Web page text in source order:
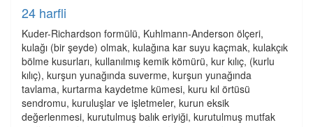
24 harfli
Kuder-Richardson formülü, Kuhlmann-Anderson ölçeri,
kulağı (bir şeyde) olmak, kulağına kar suyu kaçmak, kulakçık
bölme kusurları, kullanılmış kemik kömürü, kur kılıç, (kurlu
kılıç), kurşun yunağında suverme, kurşun yunağında
tavlama, kurtarma kaydetme kümesi, kuru kıl örtüsü
sendromu, kuruluşlar ve işletmeler, kurun eksik
değerlenmesi, kurutulmuş balık eriyiği, kurutulmuş mutfak